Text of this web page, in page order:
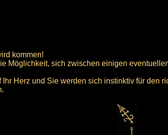
kommen!
Möglichkeit, sich zwischen einigen
Herz und Sie werden sich instinktiv für den